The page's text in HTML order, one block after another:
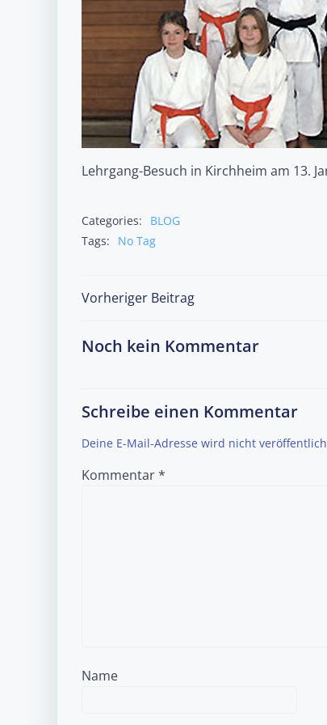
Lehrgang-Besuch in Kirchheim am 13.
Categories:
BLOG
Tags:
No Tag
Post
navigation
Vorheriger Beitrag
Noch kein Kommentar
Schreibe einen Kommentar
Deine E-Mail-Adresse wird nicht
Kommentar*
Name